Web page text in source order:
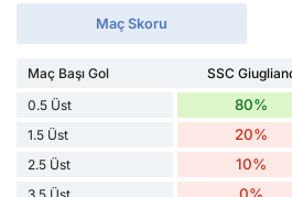
Maç Skoru
Maç Başı Gol SSC
0.5 Üst
80%
1.5 Üst 20%
2.5 Üst 10%